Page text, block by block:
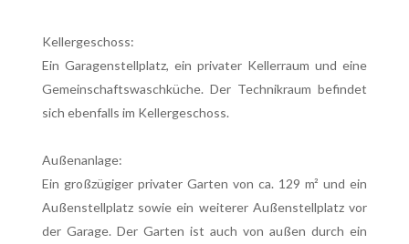
Kellergeschoss:
Ein Garagenstellplatz, ein privater Kellerraum und eine
Gemeinschaftswaschküche. Der Technikraum befindet
sich ebenfalls im Kellergeschoss.
Außenanlage:
Ein großzügiger privater Garten von ca. 129 m² und ein
Außenstellplatz sowie ein weiterer Außenstellplatz vor
der Garage. Der Garten ist auch von außen durch ein